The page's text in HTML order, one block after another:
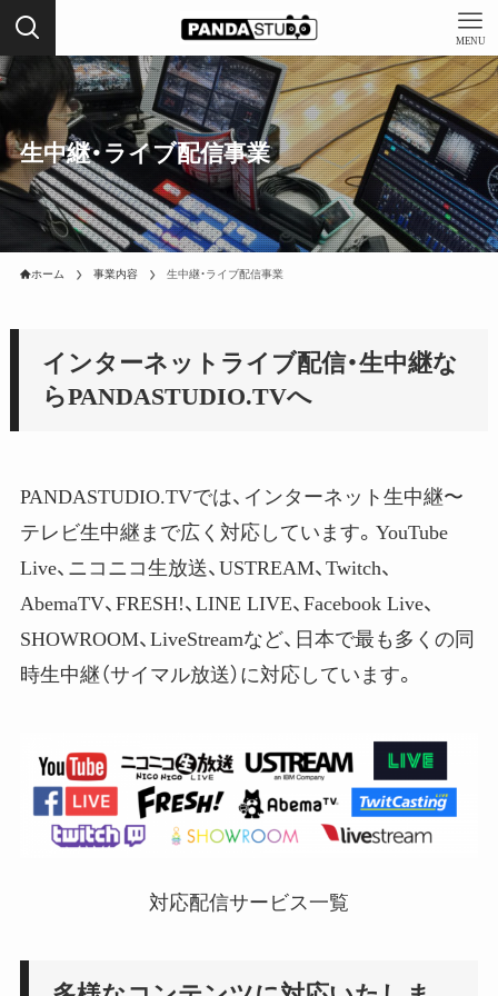
MENU
生中継・ライブ配信事業
ホーム 事業内容 生中継・ライブ配信事業
インターネットライブ配信・生中継な
らPANDASTUDIO.TVへ
PANDASTUDIO.TVでは、インターネット生中継〜
テレビ生中継まで広く対応しています。 YouTube
Live、 ニコニコ生放送、USTREAM、Twitch、
AbemaTV、 FRESH!、LINE LIVE、Facebook Live、
SHOWROOM、LiveStreamなど、日本で最も多くの同
時生中継（サイマル放送）に対応しています。
対応配信サービス一覧